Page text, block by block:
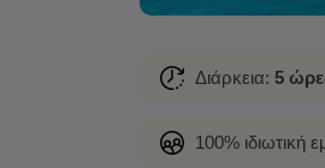
Διάρκεια: 5
100% ιδιωτική